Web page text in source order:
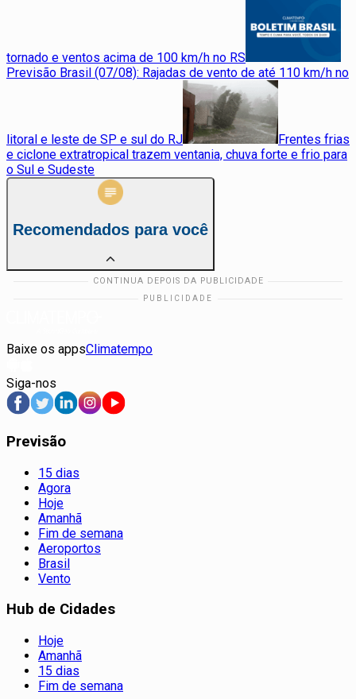
tornado e ventos acima de 100 km/h no RS
Previsão Brasil (07/08): Rajadas de vento de até 110 km/h no
litoral e leste de SP e sul do RJ
Frentes frias
e ciclone extratropical trazem ventania, chuva forte e frio para
o Sul e Sudeste
Recomendados para você
Baixe os appsClimatempo
Siga-nos
Previsão
15 dias
Agora
Hoje
Amanhã
Fim de semana
Aeroportos
Brasil
Vento
Hub de Cidades
Hoje
Amanhã
15 dias
Fim de semana